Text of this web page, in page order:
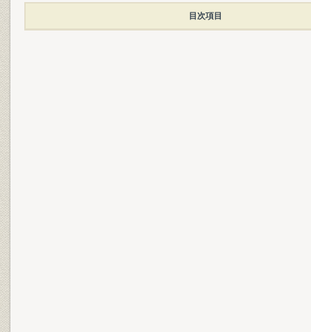
目次項目